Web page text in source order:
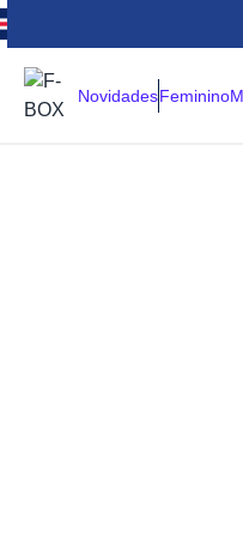
NovidadesFeminino